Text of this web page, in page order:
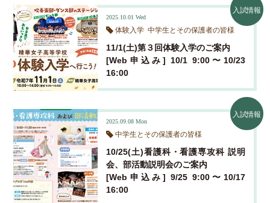
令和２年度 実績
令和元年度 実績
平成３０年度 実績
平成２９年度 実績
平成２８年度 実績
平成２７年度 実績
看護専攻科校舎
制服紹介
過去問題集
入試特典・奨学生制度
体験入学・学校説明会
NEWS＆TOPICS
お知らせ
クラブ活動
入試情報
各種証明書発行
中学生とその保護者の皆様
2025.10.01 Wed
体験入学 中学生とその保護者の皆様
11/1(土)第３回体験入学のご案内
[Web申込み] 10/1 9:00〜10/23
16:00
入試情報
2025.09.08 Mon
中学生とその保護者の皆様
10/25(土)看護科・看護専攻科 説明
会、部活動説明会のご案内
[Web申込み] 9/25 9:00〜10/17
16:00
入試情報